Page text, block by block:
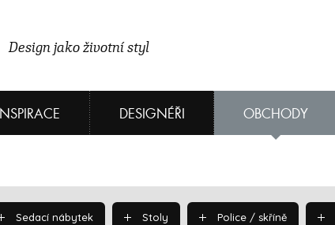
Design jako životní styl
INSPIRACE DESIGNÉŘI OBCHODY
Sedací nábytek Stoly Police / skříně